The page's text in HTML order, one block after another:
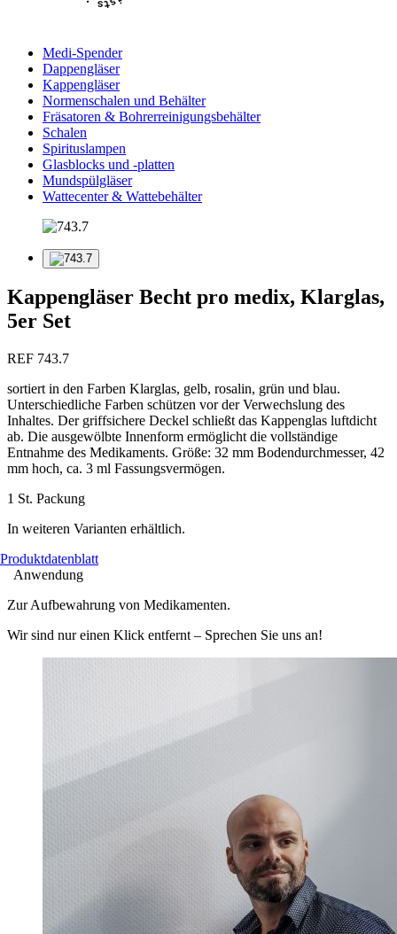
Medi-Spender
Dappengläser
Kappengläser
Normenschalen und Behälter
Fräsatoren & Bohrerreinigungsbehälter
Schalen
Spirituslampen
Glasblocks und -platten
Mundspülgläser
Wattecenter & Wattebehälter
Kappengläser Becht pro medix, Klarglas,
5er Set
REF 743.7
sortiert in den Farben Klarglas, gelb, rosalin, grün und blau.
Unterschiedliche Farben schützen vor der Verwechslung des
Inhaltes. Der griffsichere Deckel schließt das Kappenglas luftdicht
ab. Die ausgewölbte Innenform ermöglicht die vollständige
Entnahme des Medikaments. Größe: 32 mm Bodendurchmesser, 42
mm hoch, ca. 3 ml Fassungsvermögen.
1 St. Packung
In weiteren Varianten erhältlich.
Produktdatenblatt
Anwendung
Zur Aufbewahrung von Medikamenten.
Wir sind nur einen Klick entfernt – Sprechen Sie uns an!